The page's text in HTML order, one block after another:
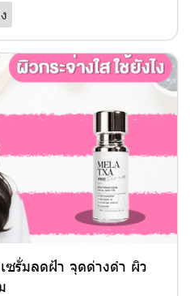
เซรั่มลดฝ้า จุดด่างดำ ผิว